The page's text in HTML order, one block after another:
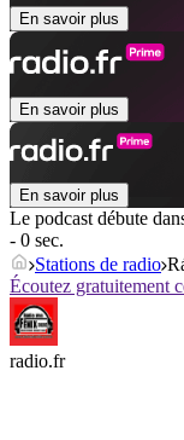
En savoir plus
En savoir plus
En savoir plus
Le podcast débute
- 0 sec.
Stations de radio
Écoutez gratuitement
radio.fr